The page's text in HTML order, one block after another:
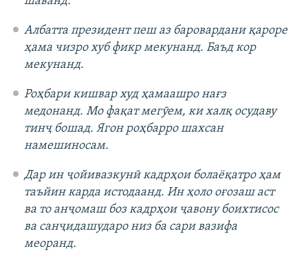
Албатта президент пеш аз баровардани қароре
ҳама чизро хуб фикр мекунанд. Баъд кор
мекунанд.
Роҳбари кишвар худ ҳамаашро нағз
медонанд. Мо фақат мегӯем, ки халқ осудаву
тинҷ бошад. Ягон роҳбарро шахсан
намешиносам.
Дар ин ҷойивазкунӣ кадрҳои болаёқатро ҳам
таъйин карда истодаанд. Ин ҳоло оғозаш аст
ва то анҷомаш боз кадрҳои ҷавону боихтисос
ва санҷидашударо низ ба сари вазифа
меоранд.